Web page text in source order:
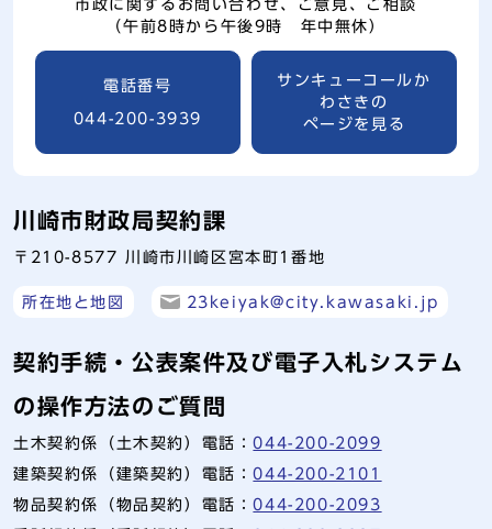
市政に関するお問い合わせ、ご意見、ご相談
（午前8時から午後9時 年中無休）
電話番号
044-200-3939
サンキューコールか
わさきの
ページを見る
川崎市財政局契約課
〒210-8577 川崎市川崎区宮本町1番地
所在地と地図 23keiyak@city.kawasaki.jp
契約手続・公表案件及び電子入札システム
の操作方法のご質問
土木契約係（土木契約）電話：044-200-2099
建築契約係（建築契約）電話：044-200-2101
物品契約係（物品契約）電話：044-200-2093